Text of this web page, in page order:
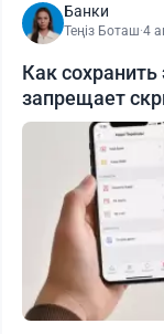
Банки
Теңіз Боташ·4
Как
запрещает